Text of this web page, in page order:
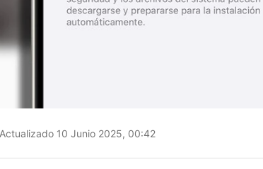
Actualizado 10 Junio 2025, 00:42